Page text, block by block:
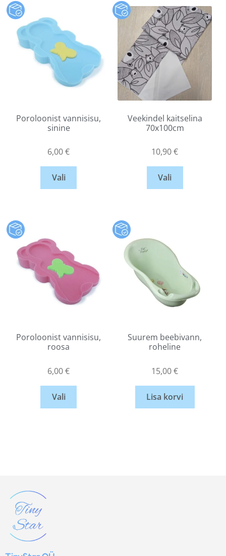
Poroloonist vannisisu,
sinine
6,00€
Vali
Veekindel kaitselina
70x100cm
10,90€
Vali
Poroloonist vannisisu,
roosa
6,00€
Vali
Suurem beebivann,
roheline
15,00€
Lisa korvi